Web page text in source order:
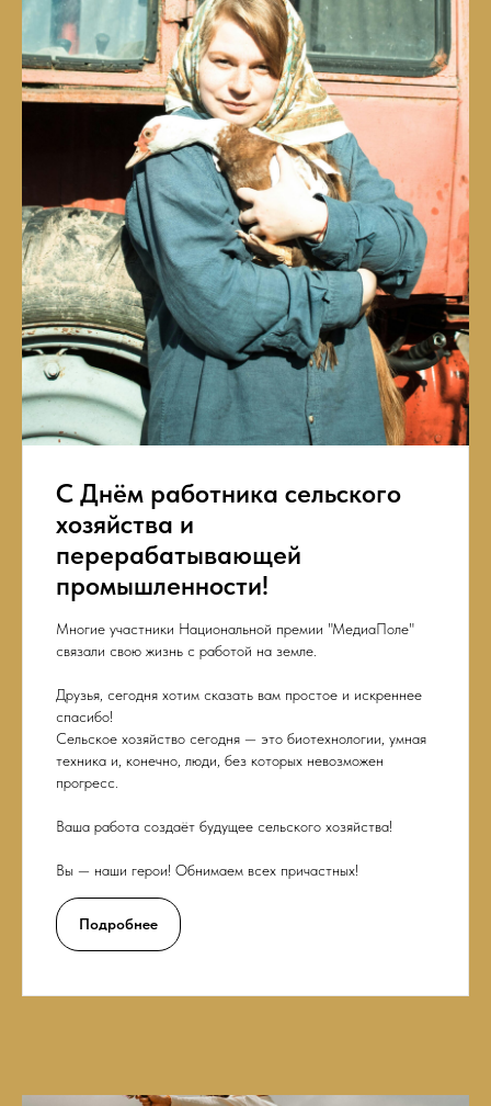
С Днём работника сельского
хозяйства и
перерабатывающей
промышленности!
Многие участники Национальной премии "МедиаПоле"
связали свою жизнь с работой на земле.
Друзья, сегодня хотим сказать вам простое и искреннее
спасибо!
Сельское хозяйство сегодня — это биотехнологии, умная
техника и, конечно, люди, без которых невозможен
прогресс.
Ваша работа создаёт будущее сельского хозяйства!
Вы — наши герои! Обнимаем всех причастных!
Подробнее